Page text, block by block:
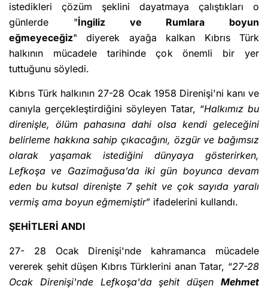
istedikleri çözüm şeklini dayatmaya çalıştıkları o
günlerde "İngiliz ve Rumlara boyun
eğmeyeceğiz" diyerek ayağa kalkan Kıbrıs Türk
halkının mücadele tarihinde çok önemli bir yer
tuttuğunu söyledi.
Kıbrıs Türk halkının 27-28 Ocak 1958 Direnişi'ni kanı ve
canıyla gerçekleştirdiğini söyleyen Tatar, “Halkımız bu
direnişle, ölüm pahasına dahi olsa kendi geleceğini
belirleme hakkına sahip çıkacağını, özgür ve bağımsız
olarak yaşamak istediğini dünyaya gösterirken,
Lefkoşa ve Gazimağusa’da iki gün boyunca devam
eden bu kutsal direnişte 7 şehit ve çok sayıda yaralı
vermiş ama boyun eğmemiştir” ifadelerini kullandı.
ŞEHİTLERİ ANDI
27- 28 Ocak Direnişi'nde kahramanca mücadele
vererek şehit düşen Kıbrıs Türklerini anan Tatar, “27-28
Ocak Direnişi'nde Lefkoşa'da şehit düşen Mehmet